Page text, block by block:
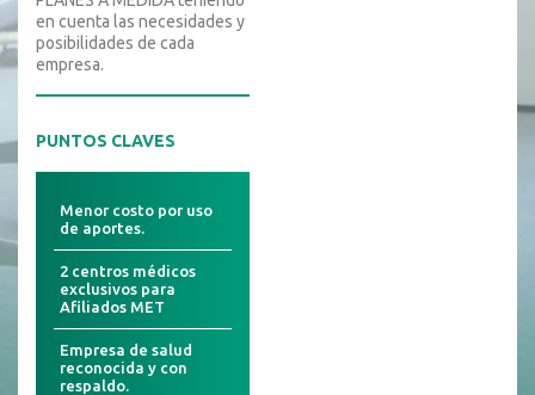
en cuenta las necesidades y
posibilidades de cada
empresa.
PUNTOS CLAVES
Menor costo por uso
de aportes.
2 centros médicos
exclusivos para
Afiliados MET
Empresa de salud
reconocida y con
respaldo.